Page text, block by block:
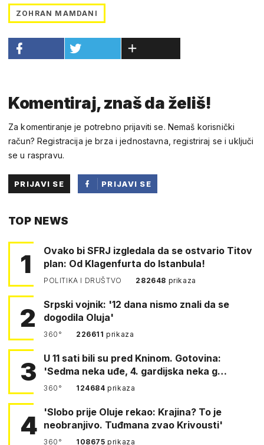
ZOHRAN MAMDANI
Komentiraj, znaš da želiš!
Za komentiranje je potrebno prijaviti se. Nemaš korisnički
račun? Registracija je brza i jednostavna, registriraj se i uključi
se u raspravu.
PRIJAVI SE
PRIJAVI SE
TOP NEWS
1
Ovako bi SFRJ izgledala da se ostvario Titov
plan: Od Klagenfurta do Istanbula!
POLITIKA I DRUŠTVO 282648 prikaza
2
Srpski vojnik: '12 dana nismo znali da se
dogodila Oluja'
360° 226611prikaza
3
U 11 sati bili su pred Kninom. Gotovina:
'Sedma neka uđe, 4. gardijska neka g…
360° 124684prikaza
4
'Slobo prije Oluje rekao: Krajina? To je
neobranjivo. Tuđmana zvao Krivousti'
360° 108675prikaza